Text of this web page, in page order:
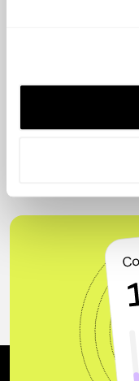
activos. Es un